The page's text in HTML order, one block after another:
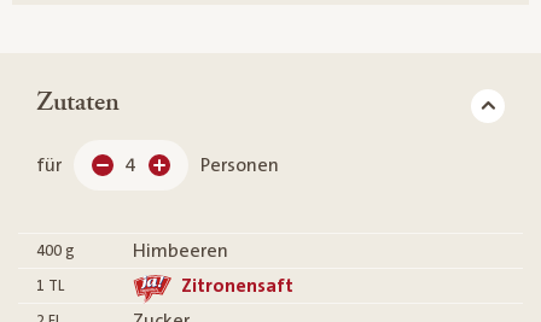
Zutaten
für 4 Personen
400 g Himbeeren
1 TL Zitronensaft